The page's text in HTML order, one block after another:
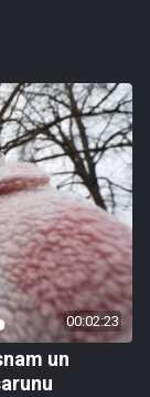
00:02:23
un